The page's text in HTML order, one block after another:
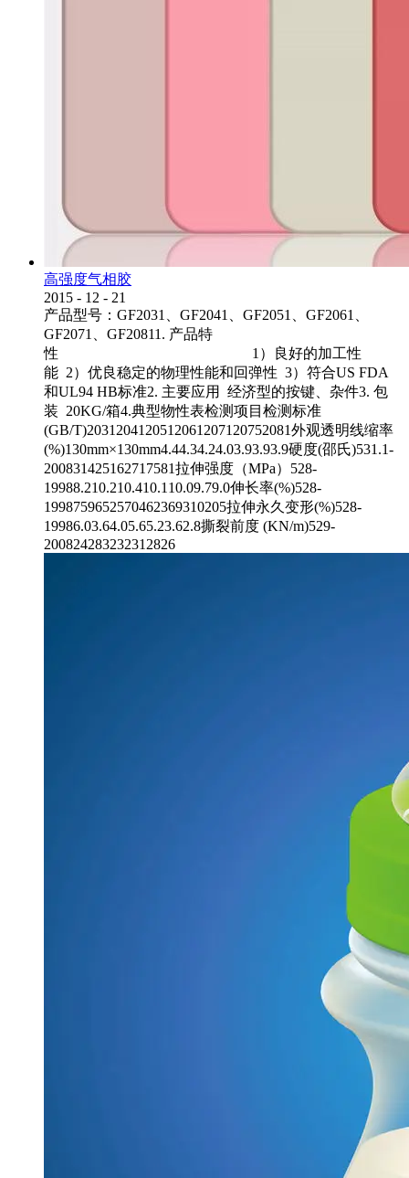
高强度气相胶
2015 - 12 - 21
产品型号：GF2031、GF2041、GF2051、GF2061、
GF2071、GF20811. 产品特
性 1）良好的加工性
能 2）优良稳定的物理性能和回弹性 3）符合US FDA
和UL94 HB标准2. 主要应用 经济型的按键、杂件3. 包
装 20KG/箱4.典型物性表检测项目检测标准
(GB/T)2031204120512061207120752081外观透明线缩率
(%)130mm×130mm4.44.34.24.03.93.93.9硬度(邵氏)531.1-
200831425162717581拉伸强度（MPa）528-
19988.210.210.410.110.09.79.0伸长率(%)528-
1998759652570462369310205拉伸永久变形(%)528-
19986.03.64.05.65.23.62.8撕裂前度 (KN/m)529-
200824283232312826